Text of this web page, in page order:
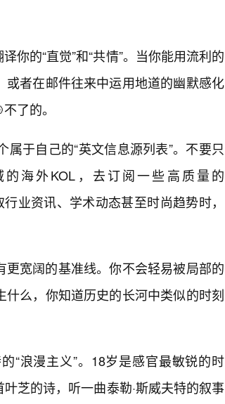
你的“直觉”和“共情”。当你能用流利的
者在邮件往来中运用地道的幽默感化
了的。
于自己的“英文信息源列表”。不要只
海外KOL，去订阅一些高质量的
业资讯、学术动态甚至时尚趋势时，
宽阔的基准线。你不会轻易被局部的
么，你知道历史的长河中类似的时刻
“浪漫主义”。18岁是感官最敏锐的时
芝的诗，听一曲泰勒·斯威夫特的叙事